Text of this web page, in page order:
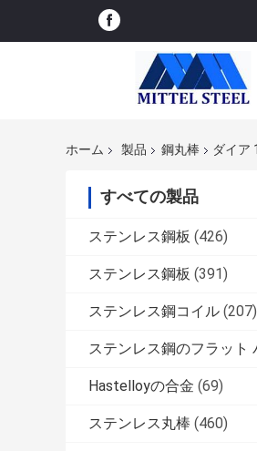
ホーム 製品 鋼丸棒 ダイア
すべての製品
ステンレス鋼板 (426)
ステンレス鋼板 (391)
ステンレス鋼コイル (207)
ステンレス鋼のフラット
Hastelloyの合金 (69)
ステンレス丸棒 (460)